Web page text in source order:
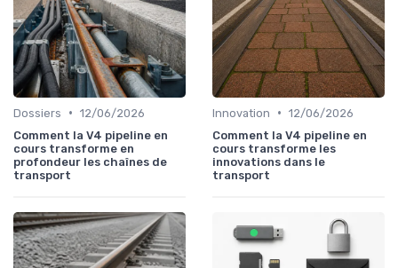
Dossiers • 12/06/2026
Comment la V4 pipeline en
cours transforme en
profondeur les chaînes de
transport
Innovation • 12/06/2026
Comment la V4 pipeline en
cours transforme les
innovations dans le
transport